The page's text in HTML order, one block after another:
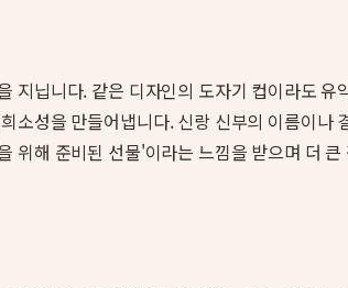
닙니다. 같은 디자인의 도자기 컵이라도
성을 만들어냅니다. 신랑 신부의 이름이
위해 준비된 선물'이라는 느낌을 받으며 더